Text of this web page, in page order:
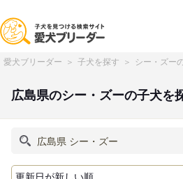
愛犬ブリーダー 子犬を探す シー・ズー
広島県のシー・ズーの子犬を